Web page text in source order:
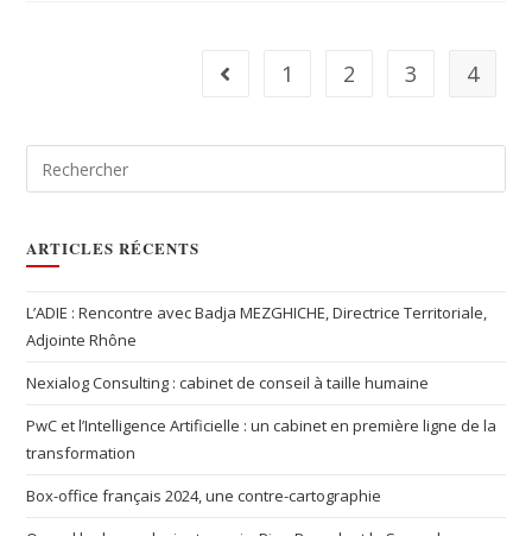
1 2 3 4
ARTICLES RÉCENTS
L’ADIE : Rencontre avec Badja MEZGHICHE, Directrice Territoriale,
Adjointe Rhône
Nexialog Consulting : cabinet de conseil à taille humaine
PwC et l’Intelligence Artificielle : un cabinet en première ligne de la
transformation
Box-office français 2024, une contre-cartographie